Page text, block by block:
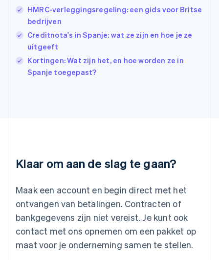
HMRC-verleggingsregeling: een gids voor Britse
bedrijven
Creditnota's in Spanje: wat ze zijn en hoe je ze
uitgeeft
Kortingen: Wat zijn het, en hoe worden ze in
Spanje toegepast?
Klaar om aan de slag te gaan?
Maak een account en begin direct met het
ontvangen van betalingen. Contracten of
bankgegevens zijn niet vereist. Je kunt ook
contact met ons opnemen om een pakket op
maat voor je onderneming samen te stellen.
English
English
Italië
ItalianoEnglish
日本語 English
Kroatië
FrançaisDeutschEnglish
English
Malta
English
Mexico
Nederland
NederlandsEnglish